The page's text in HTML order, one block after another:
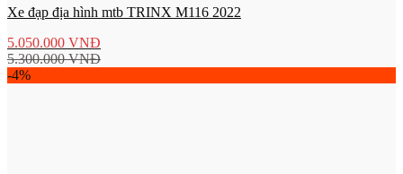
Xe đạp địa hình mtb TRINX M116 2022
5.050.000 VNĐ
5.300.000VNĐ
-4%